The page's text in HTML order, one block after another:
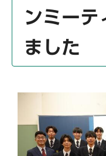
ンミーテ
ました